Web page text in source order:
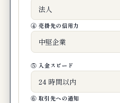
④ 売掛先の信用力
⑤ 入金スピード
⑥ 取引先への通知